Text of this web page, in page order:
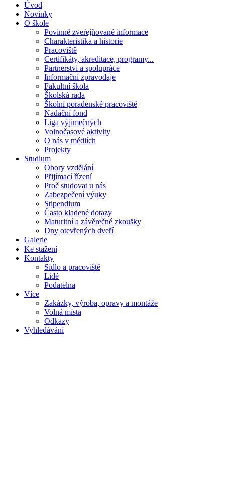
Úvod
Novinky
O škole
Povinně zveřejňované informace
Charakteristika a historie
Pracoviště
Certifikáty, akreditace, programy...
Partnerství a spolupráce
Informační zpravodaje
Fakultní škola
Školská rada
Školní poradenské pracoviště
Nadační fond
Liga výjimečných
Volnočasové aktivity
O nás v médiích
Projekty
Studium
Obory vzdělání
Přijímací řízení
Proč studovat u nás
Zabezpečení výuky
Stipendium
Často kladené dotazy
Maturitní a závěrečné zkoušky
Dny otevřených dveří
Galerie
Ke stažení
Kontakty
Sídlo a pracoviště
Lidé
Podatelna
Více
Zakázky, výroba, opravy a montáže
Volná místa
Odkazy
Vyhledávání